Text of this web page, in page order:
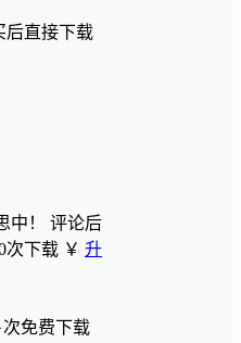
后直接下载
中！ 评论后
次下载 ￥ 升
次免费下载